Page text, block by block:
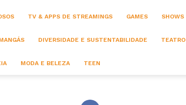
TV & APPS DE STREAMINGS GAMES SHOWS
DIVERSIDADE E SUSTENTABILIDADE TEATRO
MODA E BELEZA TEEN